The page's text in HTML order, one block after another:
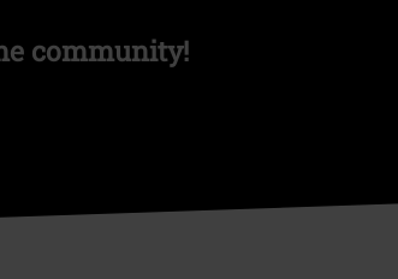
community!